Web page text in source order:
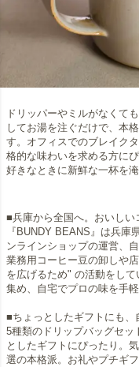
ドリッパーやミルがなくて
してお湯を注ぐだけで、本
す。オフィスでのブレイク
格的な味わいを求める方に
好きなときに新鮮な一杯を淹
■兵庫から全国へ。おいしい
『BUNDY BEANS』は兵庫
ンラインショップの運営、
業務用コーヒー豆の卸しや
を広げるため" の活動をし
集め、自宅でプロの味を手
■ちょっとしたギフトにも、
5種類のドリップバッグセッ
としたギフトにぴったり。
選の本格派。お礼やプチギ